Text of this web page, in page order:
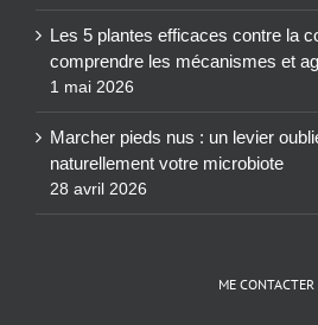
Les 5 plantes efficaces contre la
comprendre les mécanismes et
1 mai 2026
Marcher pieds nus : un levier
naturellement votre microbiote
28 avril 2026
ME CONTACTER